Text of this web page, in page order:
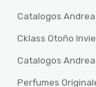
Catalogos
Cklass Otoño
Catalogos
Perfumes